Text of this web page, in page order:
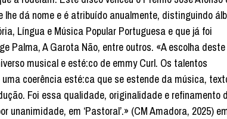
dá nome e é atribuído anualmente, distinguindo
Língua e Música Popular Portuguesa e que já foi
Palma, A Garota Não, entre outros. «A escolha deste
musical e esté:co de emmy Curl. Os talentos
coerência esté:ca que se estende da música,
Foi essa qualidade, originalidade e refinamento
unanimidade, em ‘Pastoral’.» (CM Amadora, 2025)